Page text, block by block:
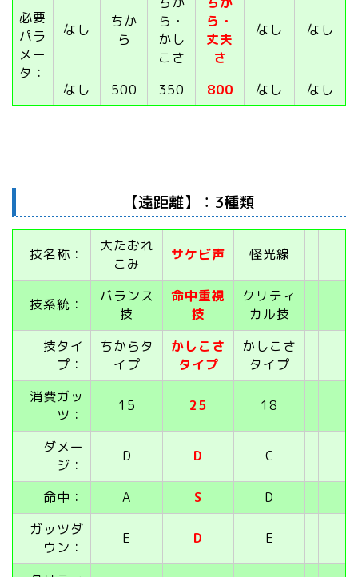
必要
パラ
メー
タ：
なし
ちか
ら
ら・
かし
こさ
ら・
丈夫
さ
なし なし
なし 500 350 800 なし なし
【遠距離】：3種類
技名称：
大たおれ
こみ
サケビ声 怪光線
技系統：
バランス
技
命中重視
技
クリティ
カル技
技タイ
プ：
ちからタ
イプ
かしこさ
タイプ
かしこさ
タイプ
消費ガッ
ツ：
15 25 18
ダメー
ジ：
D D C
命中： A S
D
ガッツダ
ウン：
E D E